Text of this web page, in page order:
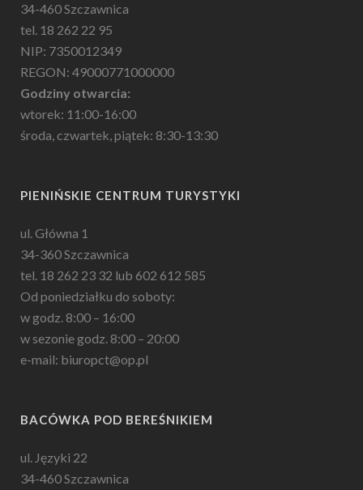
34-460 Szczawnica
tel. 18 262 22 95
NIP: 7350012349
REGON: 49000771000000
Godziny otwarcia:
wtorek: 11:00-16:00
środa, czwartek, piątek: 8:30-13:30
PIENIŃSKIE CENTRUM TURYSTYKI
ul. Główna 1
34-360 Szczawnica
tel. 18 262 23 32 lub 602 612 585
Od poniedziałku do soboty:
w godz. 8:00 – 16:00
w sezonie godz. 8:00 – 20:00
e-mail: biuropct@op.pl
BACÓWKA POD BEREŚNIKIEM
ul. Języki 22
34-460 Szczawnica